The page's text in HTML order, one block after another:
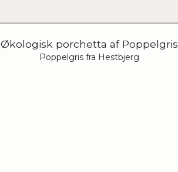
Økologisk porchetta af Poppelgris
Poppelgris fra Hestbjerg